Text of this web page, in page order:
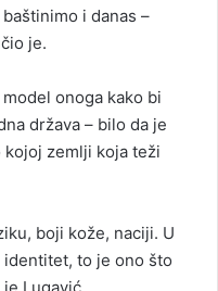
i danas –
je.
onoga kako bi
država – bilo da je
zemlji koja teži
boji kože, naciji. U
to je ono što
Lugavić.